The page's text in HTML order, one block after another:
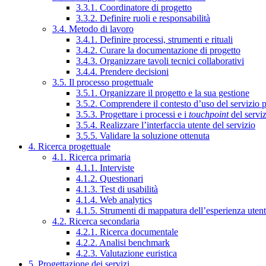
3.3.1. Coordinatore di progetto
3.3.2. Definire ruoli e responsabilità
3.4. Metodo di lavoro
3.4.1. Definire processi, strumenti e rituali
3.4.2. Curare la documentazione di progetto
3.4.3. Organizzare tavoli tecnici collaborativi
3.4.4. Prendere decisioni
3.5. Il processo progettuale
3.5.1. Organizzare il progetto e la sua gestione
3.5.2. Comprendere il contesto d’uso del servizio
3.5.3. Progettare i processi e i touchpointdel
3.5.4. Realizzare l’interfaccia utente del servizio
3.5.5. Validare la soluzione ottenuta
4. Ricerca progettuale
4.1. Ricerca primaria
4.1.1. Interviste
4.1.2. Questionari
4.1.3. Test di usabilità
4.1.4. Web analytics
4.1.5. Strumenti di mappatura dell’esperienza
4.2. Ricerca secondaria
4.2.1. Ricerca documentale
4.2.2. Analisi benchmark
4.2.3. Valutazione euristica
5. Progettazione dei servizi